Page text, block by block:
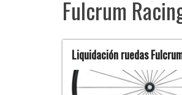
Fulcrum
Liquidación ruedas